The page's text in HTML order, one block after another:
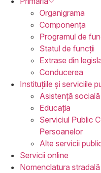
Organigrama
Componența
Programul de
Statul de funcții
Extrase din
Conducerea
Instituțiile și serviciile
Asistență socială
Educația
Serviciul Public
Persoanelor
Alte servicii
Servicii online
Nomenclatura stradală